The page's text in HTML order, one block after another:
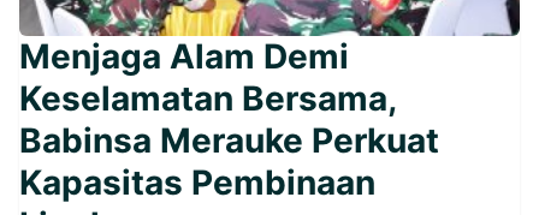
Menjaga Alam Demi
Keselamatan Bersama,
Babinsa Merauke Perkuat
Kapasitas Pembinaan